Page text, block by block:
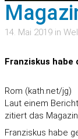
14. Mai 2019 in
Franziskus
Rom (kath.net/jg)
Laut einem
zitiert das
Franziskus habe